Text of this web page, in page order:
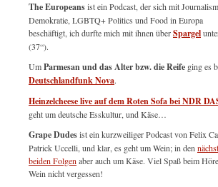
The Europeansist ein Podcast, der sich mit
Demokratie, LGBTQ+ Politics und Food in Europa
beschäftigt, ich durfte mich mit ihnen überSpargel
(37“).
UmParmesan und das Alter bzw. die Reife ging es
Deutschlandfunk Nova.
Heinzelcheese live auf dem Roten Sofa bei NDR
geht um deutsche Esskultur, und Käse…
Grape Dudesist ein kurzweiliger Podcast von Felix
Patrick Uccelli, und klar, es geht um Wein; in den
beiden Folgen aber auch um Käse. Viel Spaß beim
Wein nicht vergessen!